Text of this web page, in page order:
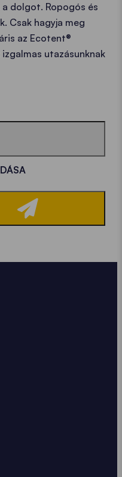
dolgot. Ropogós és
Csak hagyja meg
az Ecotent®
utazásunknak
-